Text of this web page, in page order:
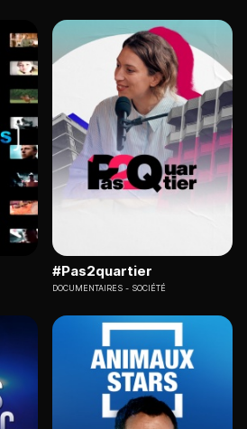
#Pas2quartier
DOCUMENTAIRES SOCIÉTÉ